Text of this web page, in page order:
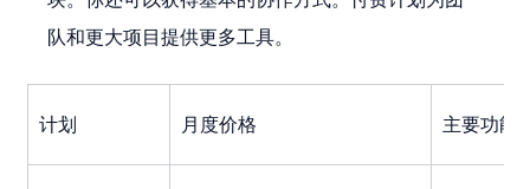
队和更大项目提供更多工具。
计划 月度价格 主要功能